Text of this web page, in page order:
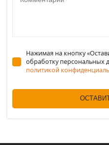
Нажимая на кнопку
обработку персональных
политикой